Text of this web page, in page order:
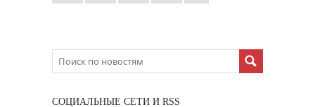
CОЦИАЛЬНЫЕ СЕТИ И RSS